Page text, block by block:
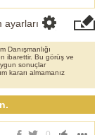
ayarları
Danışmanlığı
ibarettir. Bu görüş ve
sonuçlar
kararı almamanız